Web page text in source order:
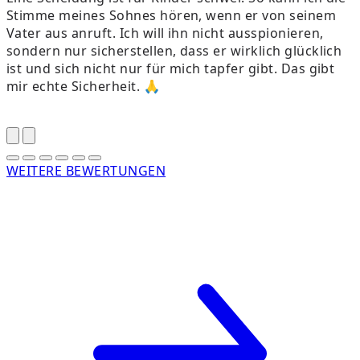
Stimme meines Sohnes hören, wenn er von seinem
Vater aus anruft. Ich will ihn nicht ausspionieren,
sondern nur sicherstellen, dass er wirklich glücklich
ist und sich nicht nur für mich tapfer gibt. Das gibt
mir echte Sicherheit. 🙏
WEITERE BEWERTUNGEN